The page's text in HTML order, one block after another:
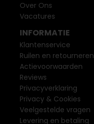
Over Ons
Vacatures
INFORMATIE
Klantenservice
Ruilen en retourneren
Actievoorwaarden
Reviews
Privacyverklaring
Privacy & Cookies
Veelgestelde vragen
Levering en betaling